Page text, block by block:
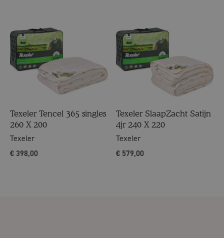
Texeler Tencel 365 singles
260 X 200
Texeler
€ 398,00
Texeler SlaapZacht Satijn
4jr 240 X 220
Texeler
€ 579,00